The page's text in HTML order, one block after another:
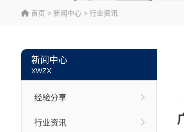
首页 > 新闻中心 > 行业资讯
新闻中心
XWZX
经验分享
行业资讯